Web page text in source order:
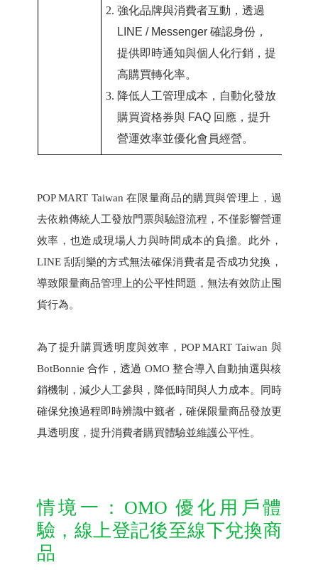
強化品牌與消費者互動，透過
LINE / Messenger 確認身份，
提供即時通知與個人化行銷，提
高購買轉化率。
降低人工管理成本，自動化發放
購買資格券與 FAQ 回應，提升
營運效率並優化會員經營。
POP MART Taiwan 在限量商品的購買與管理上，過
去依賴傳統人工發放門票與驗證流程，不僅影響營運
效率，也造成現場人力與時間成本的負擔。此外，
LINE 刮刮樂的方式無法確保消費者是否成功兌換，
導致限量商品管理上的公平性問題，無法有效防止囤
貨行為。
為了提升購買透明度與效率，POP MART Taiwan 與
BotBonnie 合作，透過 OMO 整合導入自動抽選與核
銷機制，減少人工參與，降低時間與人力成本。同時
確保兌換過程即時辨識中籤者，確保限量商品發放更
具透明度，提升消費者購買體驗並維護公平性。
情境一：OMO 優化用戶體
驗，線上登記後至線下兌換商
品